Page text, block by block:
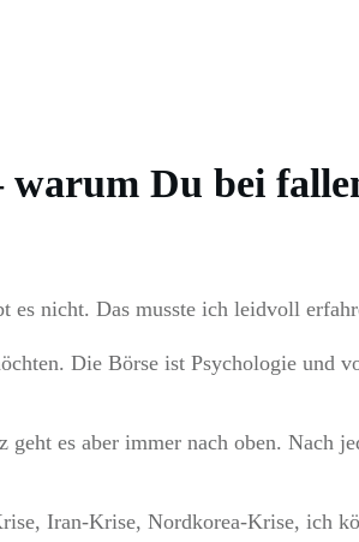
warum Du bei
es nicht. Das musste ich leidvoll
Die Börse ist Psychologie und
es aber immer nach oben. Nach
Iran-Krise, Nordkorea-Krise, ich